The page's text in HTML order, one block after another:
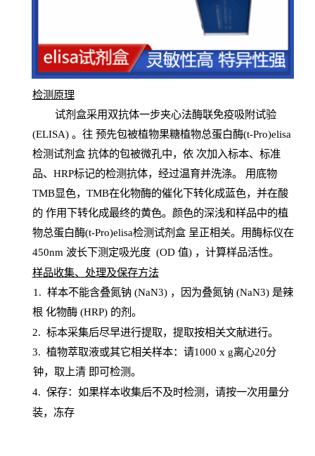
检测原理
试剂盒采用双抗体一步夹心法酶联免疫吸附试验
(ELISA) 。往 预先包被植物果糖植物总蛋白酶(t-Pro)elisa
检测试剂盒抗体的包被微孔中，依 次加入标本、标准
品、 HRP标记的检测抗体，经过温育并洗涤。
用底物
TMB显色， TMB在化物酶的催化下转化成蓝色，并在酸
的 作用下转化成最终的黄色。颜色的深浅和样品中的植
物总蛋白酶(t-Pro)elisa检测试剂盒呈正相关。用酶标仪在
450nm 波长下测定吸光度 (OD 值) ，计算样品活性。
样品收集、处理及保存方法
1 . 样本不能含叠氮钠(NaN3) ，因为叠氮钠 (NaN3) 是辣
根 化物酶(HRP) 的剂。
2. 标本采集后尽早进行提取，提取按相关文献进行。
3. 植物萃取液或其它相关样本：请1000 x g离心20分
钟，取上清 即可检测。
4. 保存：如果样本收集后不及时检测，请按一次用量分
装，冻存